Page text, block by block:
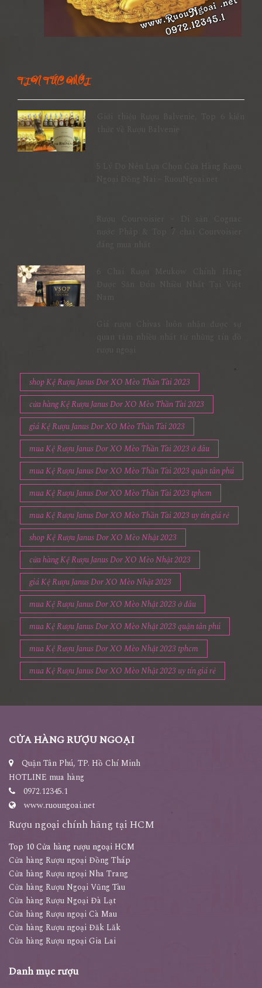
TIN TỨC MỚI
nước Pháp & Top 7 chai Courvoisier
Giá rượu Chivas luôn nhận được sự
shop Kệ Rượu Janus Dor XO Mèo Thần Tài 2023
cửa hàng Kệ Rượu Janus Dor XO Mèo Thần Tài 2023
giá Kệ Rượu Janus Dor XO Mèo Thần Tài 2023
mua Kệ Rượu Janus Dor XO Mèo Thần Tài 2023 ở đâu
mua Kệ Rượu Janus Dor XO Mèo Thần Tài 2023 quận tân phú
mua Kệ Rượu Janus Dor XO Mèo Thần Tài 2023 tphcm
mua Kệ Rượu Janus Dor XO Mèo Thần Tài 2023 uy tín giá rẻ
shop Kệ Rượu Janus Dor XO Mèo Nhật 2023
cửa hàng Kệ Rượu Janus Dor XO Mèo Nhật 2023
giá Kệ Rượu Janus Dor XO Mèo Nhật 2023
mua Kệ Rượu Janus Dor XO Mèo Nhật 2023 ở đâu
mua Kệ Rượu Janus Dor XO Mèo Nhật 2023 quận tân phú
mua Kệ Rượu Janus Dor XO Mèo Nhật 2023 tphcm
mua Kệ Rượu Janus Dor XO Mèo Nhật 2023 uy tín giá rẻ
CỬA HÀNG RƯỢU NGOẠI
Quận Tân Phú, TP. Hồ Chí Minh
HOTLINE mua hàng
0972.12345.1
www.ruoungoai.net
Rượu ngoại chính hãng tại HCM
Top 10 Cửa hàng rượu ngoại HCM
Cửa hàng Rượu ngoại Đồng Tháp
Cửa hàng Rượu ngoại Nha Trang
Cửa hàng Rượu Ngoại Vũng Tàu
Cửa hàng Rượu Ngoại Đà Lạt
Cửa hàng Rượu ngoại Cà Mau
Cửa hàng Rượu ngoại Đăk Lăk
Cửa hàng Rượu ngoại Gia Lai
Danh mục rượu